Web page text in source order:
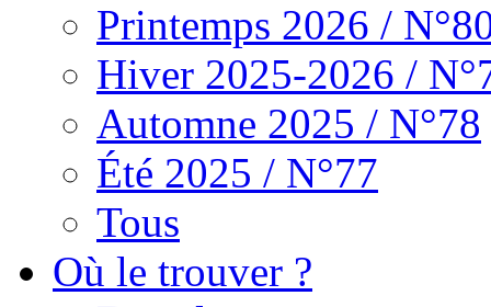
Printemps 2026 /
Hiver 2025-2026 /
Automne 2025 / N°78
Été 2025 / N°77
Tous
Où le trouver ?